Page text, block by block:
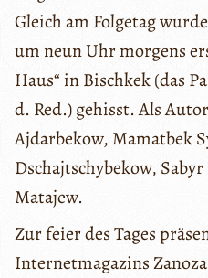
Gleich am Folgetag
um neun Uhr morgens
Haus“ in Bischkek (das
d. Red.) gehisst. Als
Ajdarbekow, Mamatbek
Dschajtschybekow,
Matajew.
Zur feier des Tages
Internetmagazins